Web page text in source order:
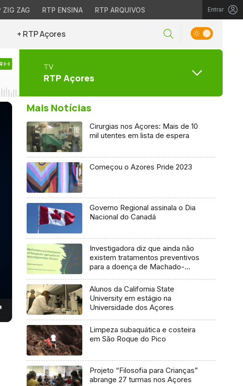
ZIG ZAG RTP ENSINA RTP ARQUIVOS Entrar
+ RTP Açores
TV
RTP Açores
Mais Notícias
Cirurgias nos Açores: Mais de 10
mil utentes em lista de espera
Começou o Azores Pride 2023
Governo Regional assinala o Dia
Nacional do Canadá
Investigadora diz que ainda não
existem tratamentos preventivos
para a doença de Machado-
Alunos da California State
University em estágio na
Universidade dos Açores
Limpeza subaquática e costeira
em São Roque do Pico
Projeto “Filosofia para Crianças”
abrange 27 turmas nos Açores